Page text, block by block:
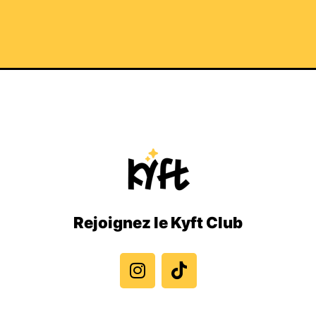
Rejoignez le Kyft Club
n
s
t
i
k
t